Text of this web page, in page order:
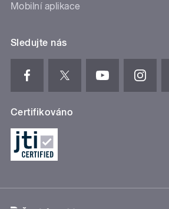
Mobilní aplikace
Sledujte nás
Certifikováno